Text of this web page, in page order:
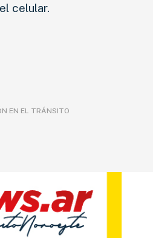
celular.
EN EL TRÁNSITO